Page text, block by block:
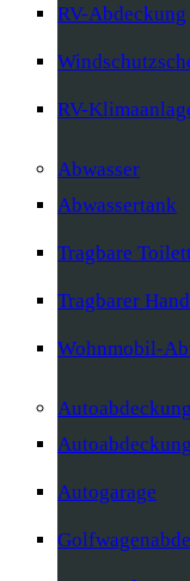
RV-Abdeckung
RV-
Abwasser
Abwassertank
Tragbare
Tragbarer
Wohnmobil-
Autoabdeckung
Autogarage